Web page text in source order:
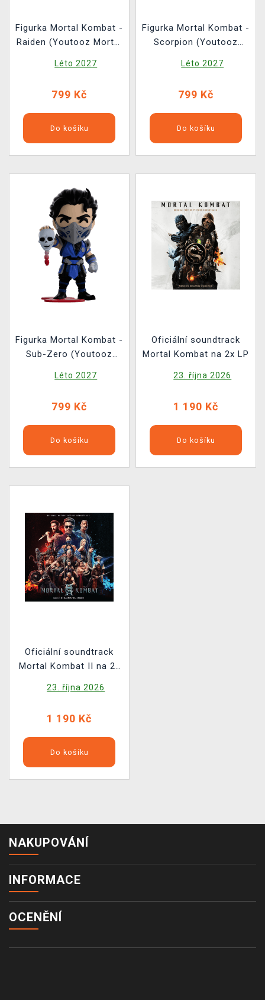
Figurka Mortal Kombat -
Raiden (Youtooz Mortal
Léto 2027
799 Kč
Do košíku
Figurka Mortal Kombat -
Scorpion (Youtooz
Léto 2027
799 Kč
Do košíku
Figurka Mortal Kombat -
Sub-Zero (Youtooz
Léto 2027
799 Kč
Do košíku
Oficiální soundtrack
Mortal Kombat na 2x LP
23. října 2026
1 190 Kč
Do košíku
Oficiální soundtrack
Mortal Kombat II na 2x
23. října 2026
1 190 Kč
Do košíku
NAKUPOVÁNÍ
INFORMACE
OCENĚNÍ